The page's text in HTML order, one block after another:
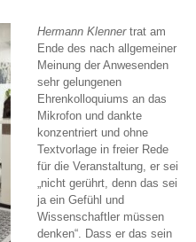
Hermann Klennertrat am
Ende des nach allgemeiner
Meinung der Anwesenden
sehr gelungenen
Ehrenkolloquiums an das
Mikrofon und dankte
konzentriert und ohne
Textvorlage in freier Rede
für die Veranstaltung, er sei
„nicht gerührt, denn das sei
ja ein Gefühl und
Wissenschaftler müssen
denken“. Dass er das sein